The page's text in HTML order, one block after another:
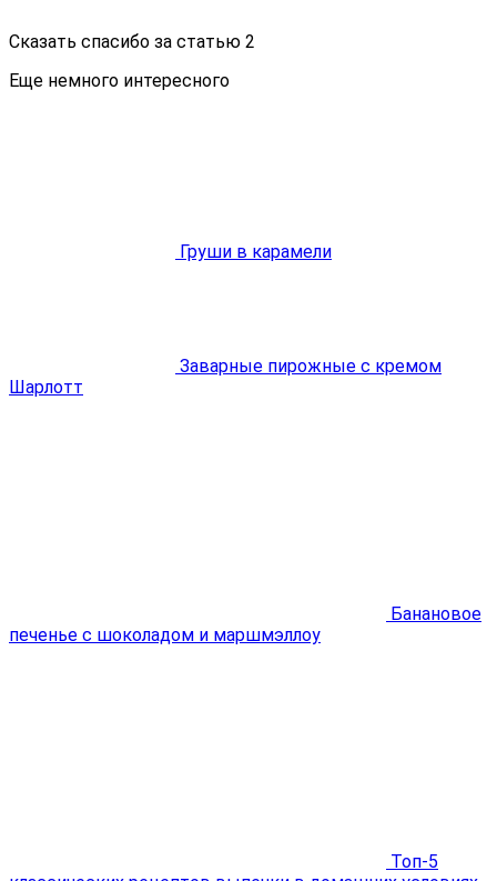
Сказать спасибо за статью 2
Еще немного интересного
Груши в карамели
Заварные пирожные с кремом
Шарлотт
Банановое
печенье с шоколадом и маршмэллоу
Топ-5